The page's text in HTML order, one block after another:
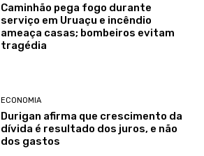
Caminhão pega fogo durante
serviço em Uruaçu e incêndio
ameaça casas; bombeiros evitam
tragédia
ECONOMIA
Durigan afirma que crescimento da
dívida é resultado dos juros, e não
dos gastos